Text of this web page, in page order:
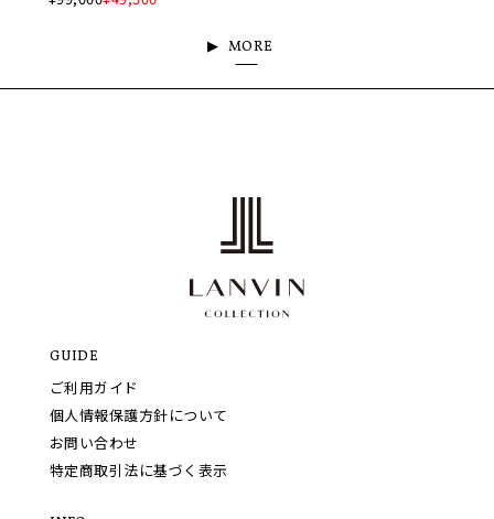
MORE
GUIDE
ご利用ガイド
個人情報保護方針について
お問い合わせ
特定商取引法に基づく表示